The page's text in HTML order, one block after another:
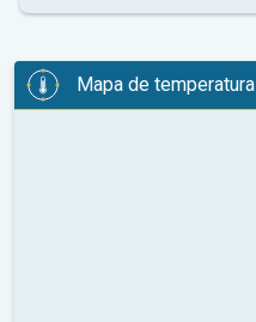
Mapa de temperatura